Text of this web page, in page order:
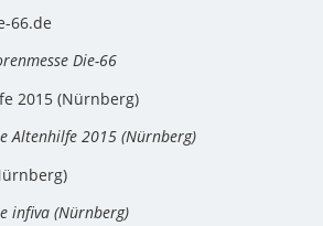
66.de
Die-66
2015 (Nürnberg)
Altenhilfe 2015 (Nürnberg)
infiva (Nürnberg)